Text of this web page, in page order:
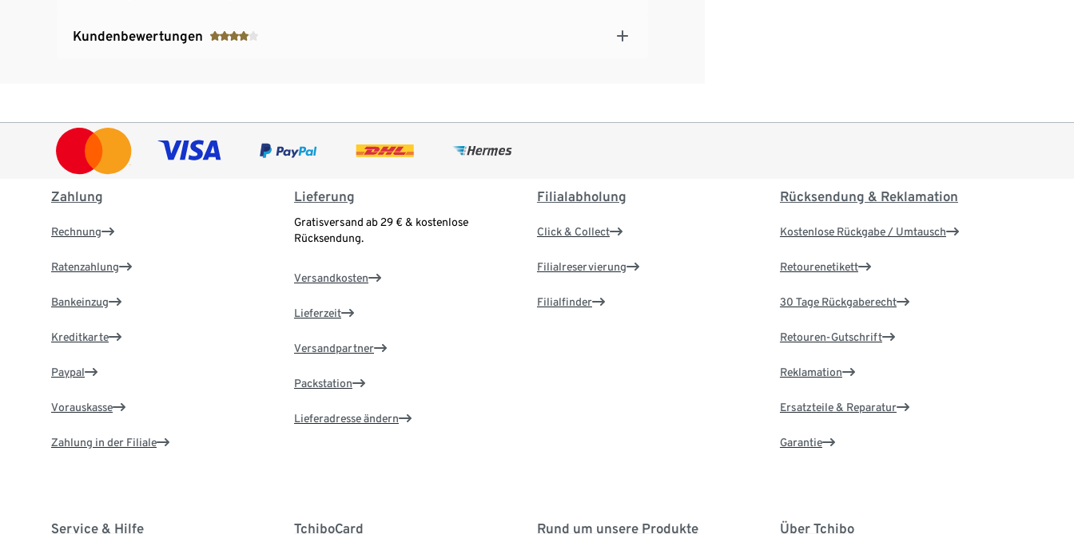
Kundenbewertungen
Zahlung
Rechnung
Ratenzahlung
Bankeinzug
Kreditkarte
Paypal
Vorauskasse
Zahlung in der Filiale
Lieferung
Gratisversand ab 29 € & kostenlose
Rücksendung.
Versandkosten
Lieferzeit
Versandpartner
Packstation
Lieferadresse ändern
Filialabholung
Click & Collect
Filialreservierung
Filialfinder
Rücksendung & Reklamation
Kostenlose Rückgabe / Umtausch
Retourenetikett
30 Tage Rückgaberecht
Retouren-Gutschrift
Reklamation
Ersatzteile & Reparatur
Garantie
Service & Hilfe TchiboCard Rund um unsere Produkte Über Tchibo